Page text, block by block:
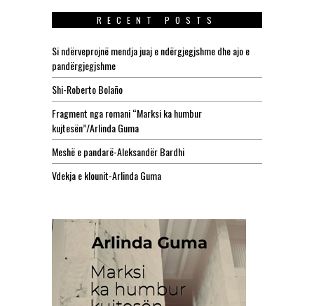
RECENT POSTS
Si ndërveprojnë mendja juaj e ndërgjegjshme dhe ajo e
pandërgjegjshme
Shi-Roberto Bolaño
Fragment nga romani “Marksi ka humbur
kujtesën”/Arlinda Guma
Meshë e pandarë-Aleksandër Bardhi
Vdekja e klounit-Arlinda Guma